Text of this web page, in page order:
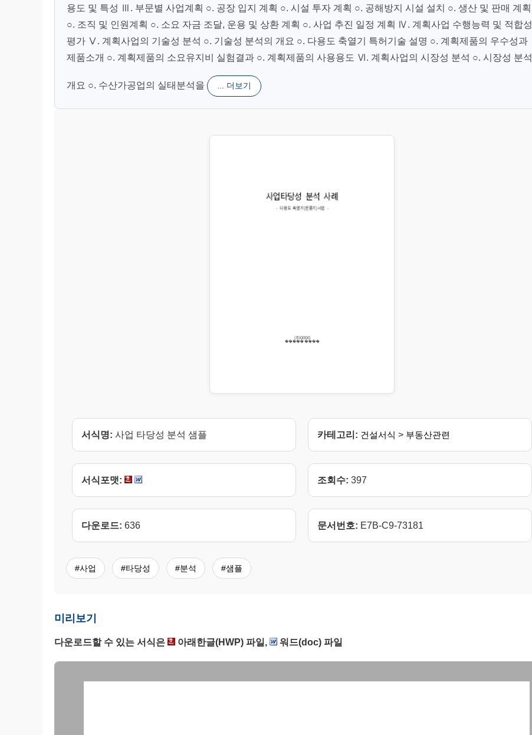
용도 및 특성 Ⅲ. 부문별 사업계획 ○. 공장 입지 계획 ○. 시설 투자 계획 ○. 공해방지 시설 설치 ○. 생산 및 판매 계획
○. 조직 및 인원계획 ○. 소요 자금 조달, 운용 및 상환 계획 ○. 사업 추진 일정 계획 Ⅳ. 계획사업 수행능력 및 적합성
평가 Ⅴ. 계획사업의 기술성 분석 ○. 기술성 분석의 개요 ○. 다용도 축열기 특허기술 설명 ○. 계획제품의 우수성과
제품소개 ○. 계획제품의 소요유지비 실험결과 ○. 계획제품의 사용용도 Ⅵ. 계획사업의 시장성 분석 ○. 시장성 분석
개요 ○. 수산가공업의 실태분석을 ... 더보기
서식명: 사업 타당성 분석 샘플 카테고리: 건설서식 > 부동산관련
서식포맷: 조회수: 397
다운로드: 636 문서번호: E7B-C9-73181
#사업 #타당성 #분석 #샘플
미리보기
다운로드할 수 있는 서식은 아래한글(HWP) 파일, 워드(doc) 파일